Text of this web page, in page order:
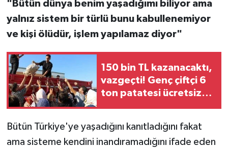
"Bütün dünya benim yaşadığımı biliyor ama
yalnız sistem bir türlü bunu kabullenemiyor
ve kişi ölüdür, işlem yapılamaz diyor"
150 bin TL kazanacaktı,
vazgeçti! Genç çiftçi 6
ton patatesi ücretsiz
Bütün Türkiye'ye yaşadığını kanıtladığını fakat
ama sisteme kendini inandıramadığını ifade eden